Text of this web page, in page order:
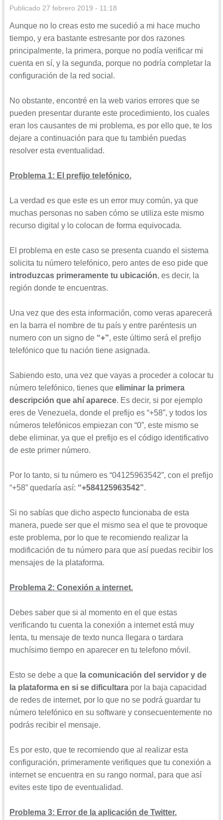
Publicado 27 febrero 2019 - 11:18
Aunque no lo creas esto me sucedió a mi hace mucho
tiempo, y era bastante estresante por dos razones
principalmente, la primera, porque no podía verificar mi
cuenta en sí, y la segunda, porque no podría completar la
configuración de la red social.
No obstante, encontré en la web varios errores que se
pueden presentar durante este procedimiento, los cuales
eran los causantes de mi problema, es por ello que, te los
dejare a continuación para que tu también puedas
resolver esta eventualidad.
Problema 1: El prefijo telefónico.
La verdad es que este es un error muy común, ya que
muchas personas no saben cómo se utiliza este mismo
recurso digital y lo colocan de forma equivocada.
El problema en este caso se presenta cuando el sistema
solicita tu número telefónico, pero antes de eso pide que
introduzcas primeramente tu ubicación, es decir, la
región donde te encuentras.
Una vez que des esta información, como veras aparecerá
en la barra el nombre de tu país y entre paréntesis un
numero con un signo de “+”, este último será el prefijo
telefónico que tu nación tiene asignada.
Sabiendo esto, una vez que vayas a proceder a colocar tu
número telefónico, tienes que eliminar la primera
descripción que ahí aparece. Es decir, si por ejemplo
eres de Venezuela, donde el prefijo es “+58”, y todos los
números telefónicos empiezan con “0”, este mismo se
debe eliminar, ya que el prefijo es el código identificativo
de este primer número.
Por lo tanto, si tu número es “04125963542”, con el prefijo
“+58” quedaría así: “+584125963542”.
Si no sabías que dicho aspecto funcionaba de esta
manera, puede ser que el mismo sea el que te provoque
este problema, por lo que te recomiendo realizar la
modificación de tu número para que así puedas recibir los
mensajes de la plataforma.
Problema 2: Conexión a internet.
Debes saber que si al momento en el que estas
verificando tu cuenta la conexión a internet está muy
lenta, tu mensaje de texto nunca llegara o tardara
muchísimo tiempo en aparecer en tu telefono móvil.
Esto se debe a que la comunicación del servidor y de
la plataforma en si se dificultara por la baja capacidad
de redes de internet, por lo que no se podrá guardar tu
número telefónico en su software y consecuentemente no
podrás recibir el mensaje.
Es por esto, que te recomiendo que al realizar esta
configuración, primeramente verifiques que tu conexión a
internet se encuentra en su rango normal, para que así
evites este tipo de eventualidad.
Problema 3: Error de la aplicación de Twitter.